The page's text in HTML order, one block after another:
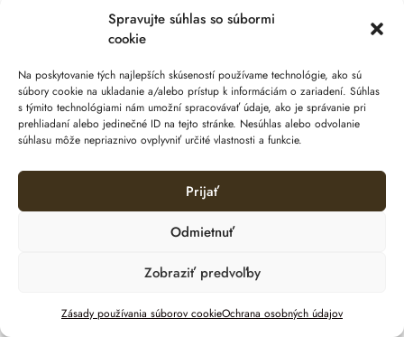
Spravujte súhlas so súbormi
cookie
Na poskytovanie tých najlepších skúseností používame technológie, ako sú
súbory cookie na ukladanie a/alebo prístup k informáciám o zariadení. Súhlas
s týmito technológiami nám umožní spracovávať údaje, ako je správanie pri
prehliadaní alebo jedinečné ID na tejto stránke. Nesúhlas alebo odvolanie
súhlasu môže nepriaznivo ovplyvniť určité vlastnosti a funkcie.
Prijať
Odmietnuť
Zobraziť predvoľby
Zásady používania súborov cookieOchrana osobných údajov
Robotická kosačka Navimow
H800E má inteligentné
ovládanie aplikácie:
Pomocou aplikácie Navimow si prispôsobte
nastavenie a ovládajte kosačku bez námahy, aby ste:
Nastavili a upravili virtuálnu hranicu
Upravili plán kosenia
Pridať do košíka